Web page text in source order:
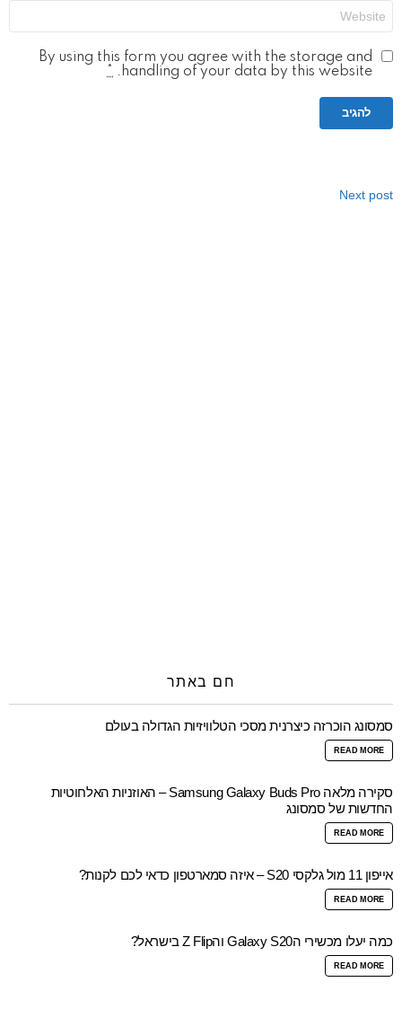
By using this form you agree with the storage and
handling of your data by this website.
Next post
חם באתר
סמסונג הוכרזה כיצרנית מסכי הטלוויזיות הגדולה בעולם
READ MORE
סקירה מלאה Samsung Galaxy Buds Pro – האוזניות האלחוטיות
החדשות של סמסונג
READ MORE
אייפון 11 מול גלקסי S20 – איזה סמארטפון כדאי לכם לקנות?
READ MORE
כמה יעלו מכשירי הGalaxy S20 והZ Flip בישראל?
READ MORE